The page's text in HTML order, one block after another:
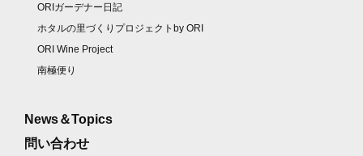
ORIガーデナー日記
ホタルの里づくりプロジェクトby ORI
ORI Wine Project
南極便り
News＆Topics
問い合わせ